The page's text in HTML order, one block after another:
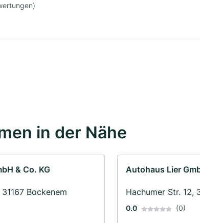
in der Nähe
& Co. KG
Bockenem
Autohaus Lier
Hachumer Str. 12,
0.0 (0)